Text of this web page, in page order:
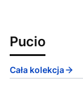
Pucio
Cała kolekcja